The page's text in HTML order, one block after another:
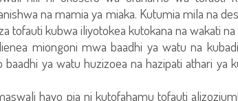
na mamia ya miaka. Kutumia mila na
tofauti kubwa iliyotokea kutokana na wakati
miongoni mwa baadhi ya watu na
baadhi ya watu huzizoea na hazipati athari ya
hayo pia ni kutofahamu tofauti